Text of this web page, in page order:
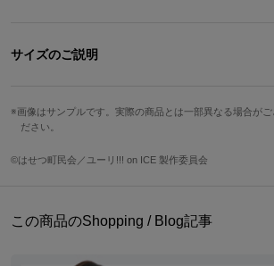
「ユーリ!!! on ICE」より「ヴィクトル・ニキ
ム！
それぞれのイメージカラーのビジューが手元
腕時計との相性もばっちり◎
トップパーツのホログラムには個体差がござ
サイズのご説明
レディースFree
チャーム縦 チャーム横
画像はサンプルです。実際の商品とは一部異なる場合がご
ださい。
©はせつ町民会／ユーリ!!! on ICE 製作委員会
この商品のShopping / Blog記事